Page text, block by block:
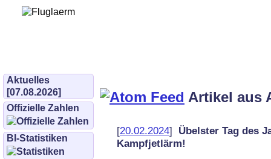
Aktuelles
[07.08.2026]
Offizielle Zahlen
BI-Statistiken
Artikel aus
[20.02.2024] Übelster Tag des
Kampfjetlärm!